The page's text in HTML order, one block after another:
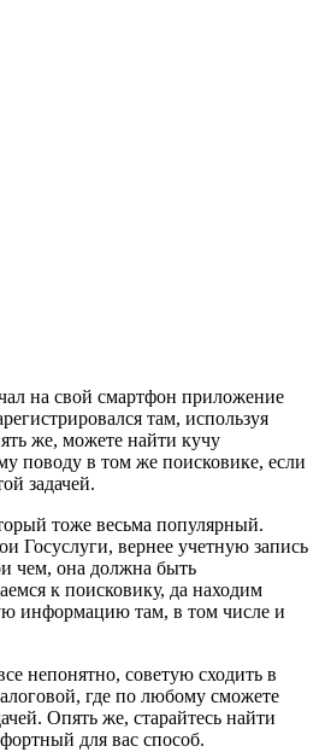
на свой смартфон приложение
там, используя
же, можете найти кучу
поводу в том же поисковике, если
задачей.
тоже весьма популярный.
Госуслуги, вернее учетную запись
чем, она должна быть
к поисковику, да находим
информацию там, в том числе и
непонятно, советую сходить в
где по любому сможете
Опять же, старайтесь найти
для вас способ.